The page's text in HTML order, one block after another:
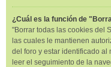
¿Cuál es la función de
"Borrar todas las cookies del
las cuales le mantienen
del foro y estar identificado al
leer el seguimiento de la